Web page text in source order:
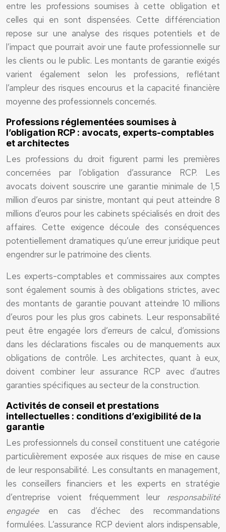
entre les professions soumises à cette obligation et
celles qui en sont dispensées. Cette différenciation
repose sur une analyse des risques potentiels et de
l’impact que pourrait avoir une faute professionnelle sur
les clients ou le public. Les montants de garantie exigés
varient également selon les professions, reflétant
l’ampleur des risques encourus et la capacité financière
moyenne des professionnels concernés.
Professions réglementées soumises à
l’obligation RCP : avocats, experts-comptables
et architectes
Les professions du droit figurent parmi les premières
concernées par l’obligation d’assurance RCP. Les
avocats doivent souscrire une garantie minimale de 1,5
million d’euros par sinistre, montant qui peut atteindre 8
millions d’euros pour les cabinets spécialisés en droit des
affaires. Cette exigence découle des conséquences
potentiellement dramatiques qu’une erreur juridique peut
engendrer sur le patrimoine des clients.
Les experts-comptables et commissaires aux comptes
sont également soumis à des obligations strictes, avec
des montants de garantie pouvant atteindre 10 millions
d’euros pour les plus gros cabinets. Leur responsabilité
peut être engagée lors d’erreurs de calcul, d’omissions
dans les déclarations fiscales ou de manquements aux
obligations de contrôle. Les architectes, quant à eux,
doivent combiner leur assurance RCP avec d’autres
garanties spécifiques au secteur de la construction.
Activités de conseil et prestations
intellectuelles : conditions d’exigibilité de la
garantie
Les professionnels du conseil constituent une catégorie
particulièrement exposée aux risques de mise en cause
de leur responsabilité. Les consultants en management,
les conseillers financiers et les experts en stratégie
d’entreprise voient fréquemment leur responsabilité
engagéeen cas d’échec des recommandations
formulées. L’assurance RCP devient alors indispensable,